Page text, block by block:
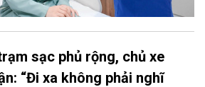
sạc phủ rộng, chủ xe
“Đi xa không phải nghĩ